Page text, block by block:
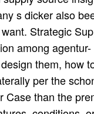
s dicker also
Strategic
among
them, how
per the
Case than the